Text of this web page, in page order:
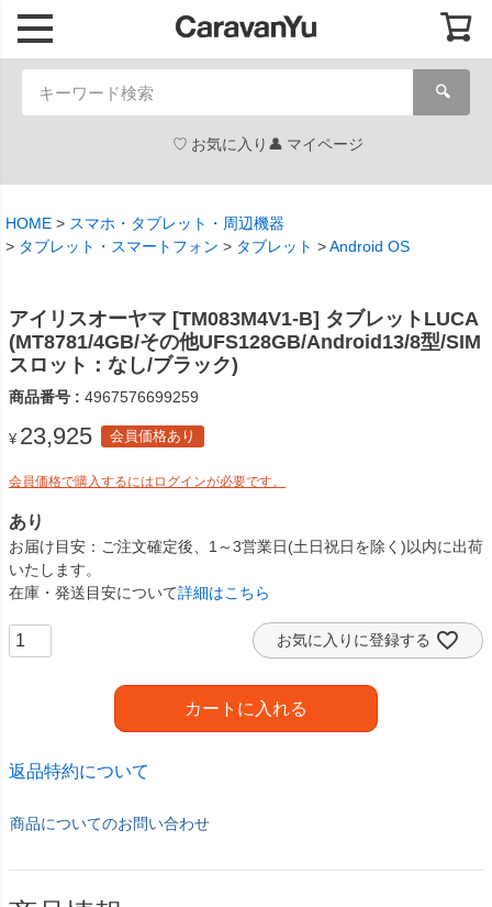
🔍
お気に入り マイページ
HOME
スマホ・タブレット・周辺機器
タブレット・スマートフォン
タブレット Android OS
アイリスオーヤマ [TM083M4V1-B] タブレットLUCA
(MT8781/4GB/その他UFS128GB/Android13/8型/SIM
スロット：なし/ブラック)
商品番号 4967576699259
¥ 23,925 会員価格あり
会員価格で購入するにはログインが必要です。
あり
お届け目安
ご注文確定後、1～3営業日(土日祝日を除く)以内に出荷
いたします。
在庫・発送目安について詳細はこちら
お気に入りに登録する
カートに入れる
返品特約について
商品についてのお問い合わせ